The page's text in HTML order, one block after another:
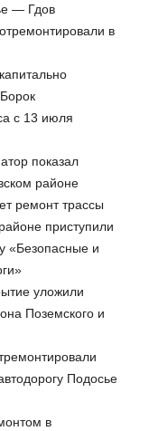
— Гдов
в
с 13 июля
показал
районе
ремонт трассы
приступили
«Безопасные и
уложили
Поземского и
Подосье
в